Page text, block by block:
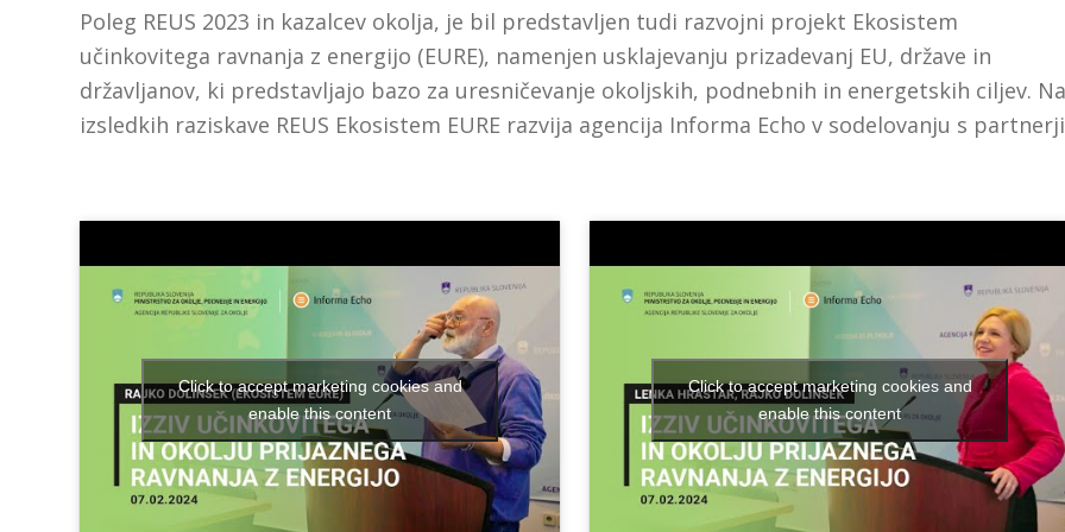
Poleg REUS 2023 in kazalcev okolja, je bil predstavljen tudi razvojni projekt Ekosistem
učinkovitega ravnanja z energijo (EURE), namenjen usklajevanju prizadevanj EU, države in
državljanov, ki predstavljajo bazo za uresničevanje okoljskih, podnebnih in energetskih ciljev. Na
izsledkih raziskave REUS Ekosistem EURE razvija agencija Informa Echo v sodelovanju s
Click to accept marketing cookies and
enable this content
Click to accept marketing cookies and
enable this content